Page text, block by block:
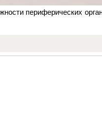
периферических